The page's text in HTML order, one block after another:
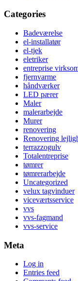
Categories
Badeværelse
el-installatør
el-tjek
eletriker
entreprise
fjernvarme
håndværker
LED pærer
Maler
malerarbejde
Murer
renovering
Renovering
terrazzogulv
Totalentreprise
tømrer
tømrerarbejde
Uncategorized
velux tagvinduer
viceværtsservice
vvs
vvs-fagmand
vvs-service
Meta
Log in
Entries feed